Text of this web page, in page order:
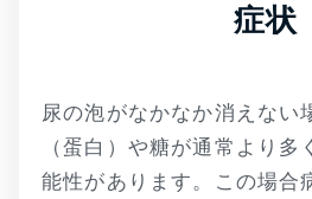
症状
尿の泡がなかなか消えない
（蛋白）や糖が通常より
能性があります。この場合